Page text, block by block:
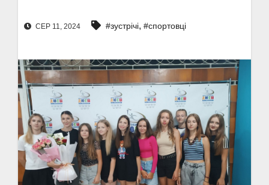
СЕР 11, 2024 #зустрічі, #спортовці